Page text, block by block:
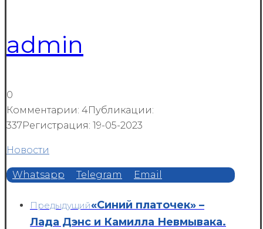
admin
0
Комментарии: 4Публикации:
337Регистрация: 19-05-2023
Новости
Whatsapp Telegram Email
Предыдущий«Синий платочек» –
Лада Дэнс и Камилла Невмывака.